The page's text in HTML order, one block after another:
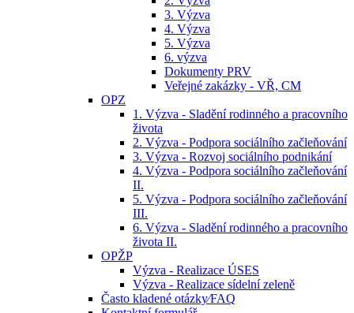
3. Výzva
4. Výzva
5. Výzva
6. výzva
Dokumenty PRV
Veřejné zakázky - VŘ, CM
OPZ
1. Výzva - Sladění rodinného a pracovního
života
2. Výzva - Podpora sociálního začleňování
3. Výzva - Rozvoj sociálního podnikání
4. Výzva - Podpora sociálního začleňování
II.
5. Výzva - Podpora sociálního začleňování
III.
6. Výzva - Sladění rodinného a pracovního
života II.
OPŽP
Výzva - Realizace ÚSES
Výzva - Realizace sídelní zeleně
Často kladené otázky⁄FAQ